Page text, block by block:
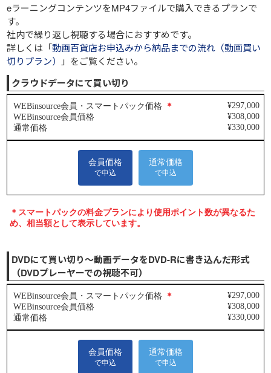
eラーニングコンテンツをMP4ファイルで購入できるプランで
す。
社内で繰り返し視聴する場合におすすめです。
詳しくは「動画百貨店お申込みから納品までの流れ（動画買い
切りプラン）
」をご覧ください。
クラウドデータにて買い切り
DVDにて買い切り～動画データをDVD-Rに書き込んだ形式
（DVDプレーヤーでの視聴不可）